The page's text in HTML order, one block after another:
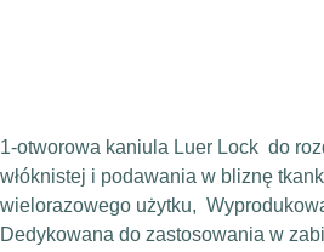
1-otworowa kaniula Luer Lock do
włóknistej i podawania w bliznę
wielorazowego użytku,
Dedykowana do zastosowania w